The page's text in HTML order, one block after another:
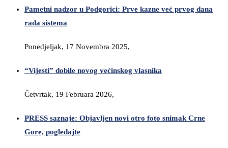
Pametni nadzor u Podgorici: Prve kazne već prvog dana
rada sistema
Ponedjeljak, 17 Novembra 2025,
“Vijesti” dobile novog većinskog vlasnika
Četvrtak, 19 Februara 2026,
PRESS saznaje: Objavljen novi otro foto snimak Crne
Gore, pogledajte